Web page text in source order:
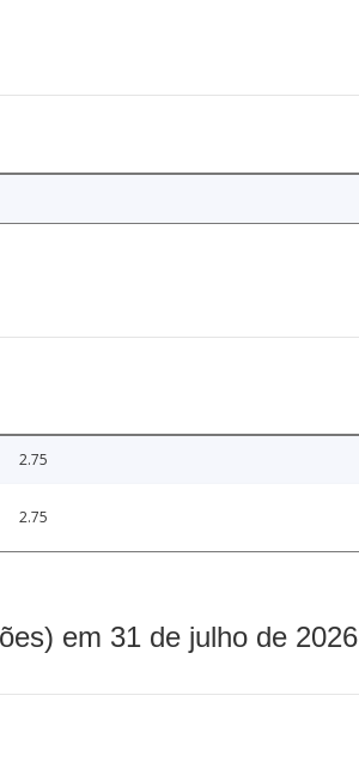
2.75
2.75
em 31 de julho de 2026